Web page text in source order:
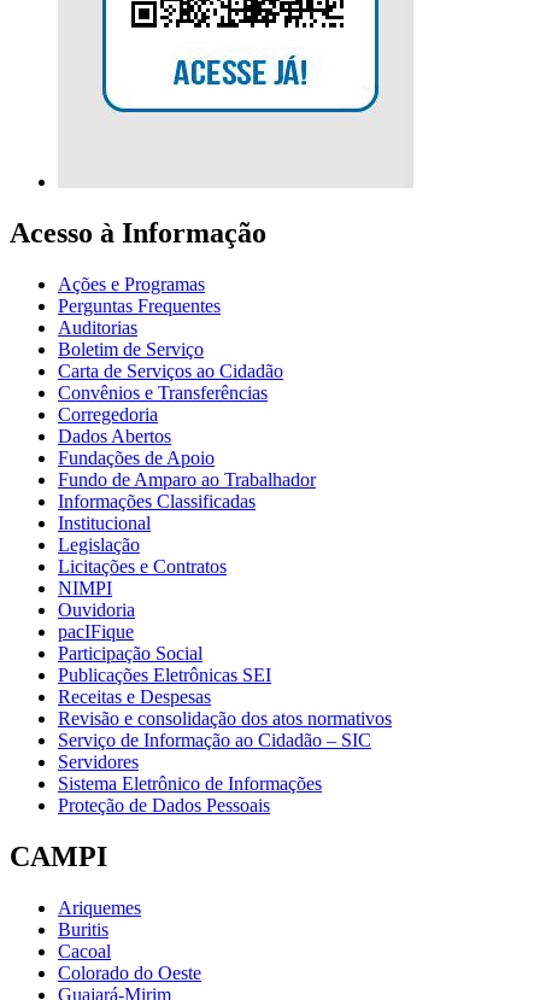
Acesso à Informação
Ações e Programas
Perguntas Frequentes
Auditorias
Boletim de Serviço
Carta de Serviços ao Cidadão
Convênios e Transferências
Corregedoria
Dados Abertos
Fundações de Apoio
Fundo de Amparo ao Trabalhador
Informações Classificadas
Institucional
Legislação
Licitações e Contratos
NIMPI
Ouvidoria
pacIFique
Participação Social
Publicações Eletrônicas SEI
Receitas e Despesas
Revisão e consolidação dos atos normativos
Serviço de Informação ao Cidadão – SIC
Servidores
Sistema Eletrônico de Informações
Proteção de Dados Pessoais
CAMPI
Ariquemes
Buritis
Cacoal
Colorado do Oeste
Guajará-Mirim